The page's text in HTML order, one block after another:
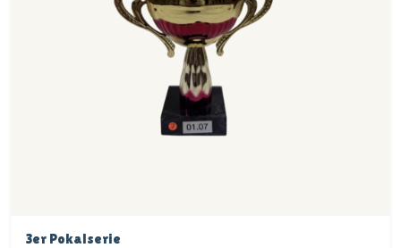
3er Pokalserie